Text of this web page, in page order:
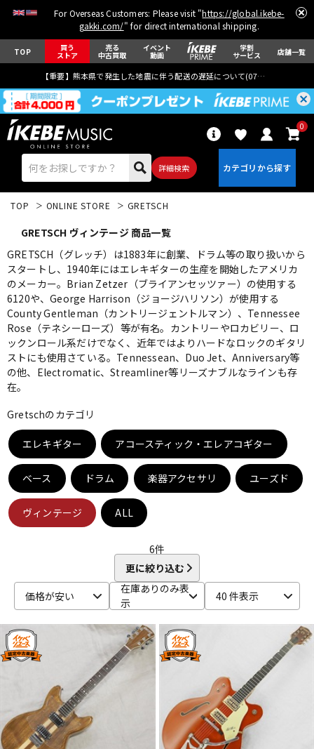
For Overseas Customers: Please visit "https://global.ikebe-
gakki.com/" for direct international shipping.
TOP 買う
ストア
売る
中古買取
イベント
動画
学割
サービス 店舗一覧
【重要】熊本県で発生した地震に伴う配送の遅延について(07月29日
詳細検索
0
エレキギター アコギ/エレアコ
ベース ウクレレ
キーボード
管楽器 その他楽器
DTM
DTM オンライン納品
配信/ライブ機器 楽器アクセサリ
中古 ヴィンテージ
TOP ONLINE STORE GRETSCH
GRETSCH ヴィンテージ 商品一覧
GRETSCH（グレッチ）は1883年に創業、ドラム等の取り扱いから
スタートし、1940年にはエレキギターの生産を開始したアメリカ
のメーカー。Brian Zetzer（ブライアンセッツァー）の使用する
6120や、George Harrison（ジョージハリソン）が使用する
County Gentleman（カントリージェントルマン）、Tennessee
Rose（テネシーローズ）等が有名。カントリーやロカビリー、ロ
ックンロール系だけでなく、近年ではよりハードなロックのギタリ
ストにも使用さている。Tennessean、Duo Jet、Anniversary等
の他、Electromatic、Streamliner等リーズナブルなラインも存
在。
Gretschのカテゴリ
エレキギター アコースティック・エレアコギター
ベース ドラム 楽器アクセサリ ユーズド
ヴィンテージ ALL
6件
更に絞り込む
価格が安い
在庫ありのみ表
示
40 件表示